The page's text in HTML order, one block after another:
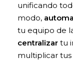
unificando
modo,
tu equipo de
centralizar tu
multiplicar